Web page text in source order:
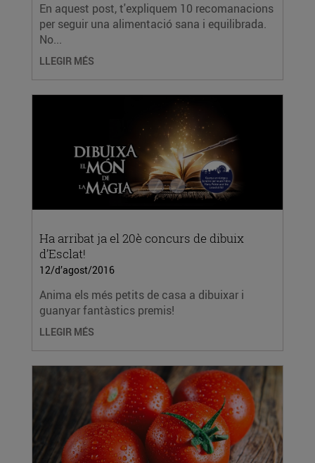
En aquest post, t'expliquem 10 recomanacions
per seguir una alimentació sana i equilibrada.
No...
LLEGIR MÉS
Ha arribat ja el 20è concurs de dibuix
d’Esclat!
12/d’agost/2016
Anima els més petits de casa a dibuixar i
guanyar fantàstics premis!
LLEGIR MÉS